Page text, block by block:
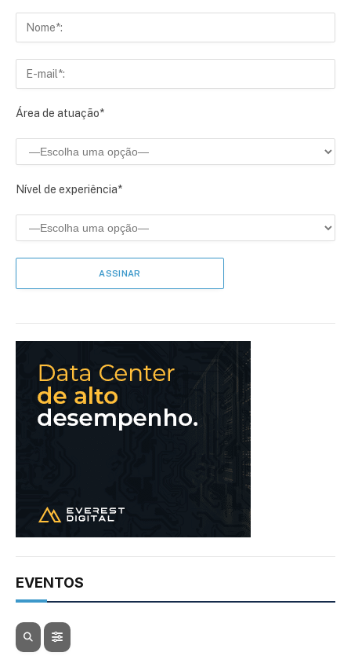
Área de atuação*
Nível de experiência*
EVENTOS